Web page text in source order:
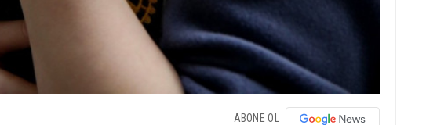
ABONE OL